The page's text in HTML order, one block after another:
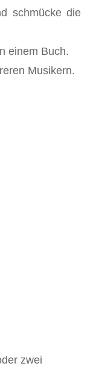
schmücke die
einem Buch.
Musikern.
zwei